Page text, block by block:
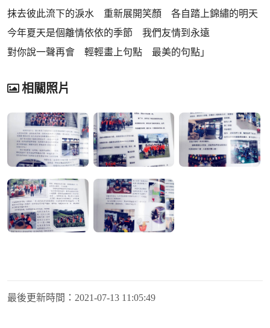
抹去彼此流下的淚水 重新展開笑顏 各自踏上錦繡的明天
今年夏天是個離情依依的季節 我們友情到永遠
對你說一聲再會 輕輕畫上句點 最美的句點」
相關照片
最後更新時間： 2021-07-13 11:05:49